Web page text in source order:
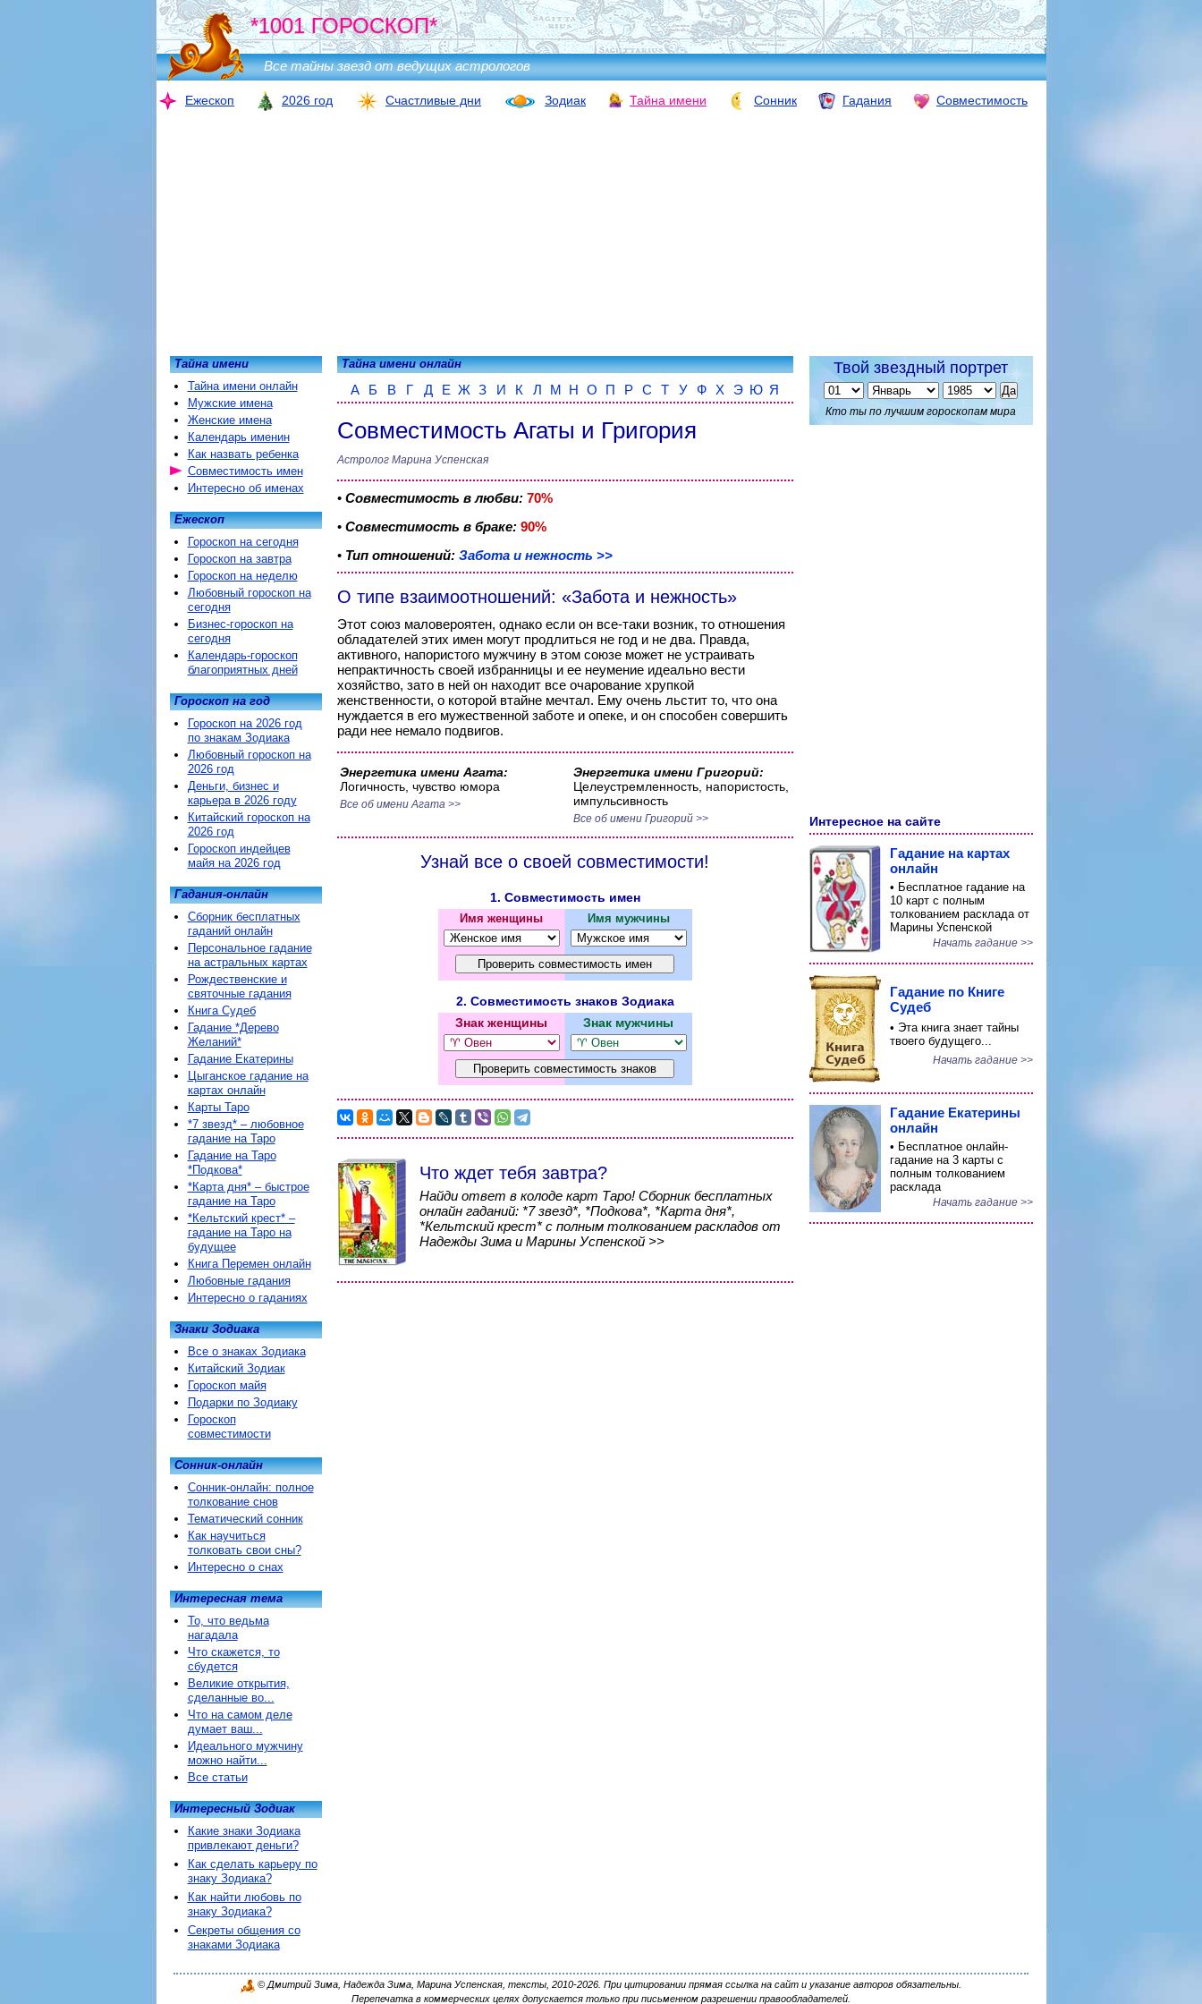
*1001 ГОРОСКОП*
Все тайны звезд от ведущих астрологов
Ежескоп 2026 год Счастливые дни Зодиак Тайна имени Сонник Гадания Совместимость
Тайна имени онлайн
А Б В Г Д Е Ж З И К Л М Н О П Р С Т У Ф Х Э Ю Я
Совместимость Агаты и Григория
Астролог Марина Успенская
• Совместимость в любви: 70%
• Совместимость в браке: 90%
• Тип отношений: Забота и нежность >>
О типе взаимоотношений: «Забота и нежность»
Этот союз маловероятен, однако если он все-таки возник, то отношения
обладателей этих имен могут продлиться не год и не два. Правда,
активного, напористого мужчину в этом союзе может не устраивать
непрактичность своей избранницы и ее неумение идеально вести
хозяйство, зато в ней он находит все очарование хрупкой
женственности, о которой втайне мечтал. Ему очень льстит то, что она
нуждается в его мужественной заботе и опеке, и он способен совершить
ради нее немало подвигов.
Энергетика имени Агата:
Логичность, чувство юмора
Все об имени Агата >>
Энергетика имени Григорий:
Целеустремленность, напористость,
импульсивность
Все об имени Григорий >>
Узнай все о своей совместимости!
1. Совместимость имен
Имя женщины Имя мужчины
2. Совместимость знаков Зодиака
Знак женщины
Знак мужчины
Что ждет тебя завтра?
Найди ответ в колоде карт Таро! Сборник бесплатных
онлайн гаданий: *7 звезд*, *Подкова*, *Карта дня*,
*Кельтский крест* с полным толкованием раскладов от
Надежды Зима и Марины Успенской >>
Тайна имени
Тайна имени онлайн
Мужские имена
Женские имена
Календарь именин
Как назвать ребенка
Совместимость имен
Интересно об именах
Ежескоп
Гороскоп на сегодня
Гороскоп на завтра
Гороскоп на неделю
Любовный гороскоп на
сегодня
Бизнес-гороскоп на
сегодня
Календарь-гороскоп
благоприятных дней
Гороскоп на год
Гороскоп на 2026 год
по знакам Зодиака
Любовный гороскоп на
2026 год
Деньги, бизнес и
карьера в 2026 году
Китайский гороскоп на
2026 год
Гороскоп индейцев
майя на 2026 год
Гадания-онлайн
Сборник бесплатных
гаданий онлайн
Персональное гадание
на астральных картах
Рождественские и
святочные гадания
Книга Судеб
Гадание *Дерево
Желаний*
Гадание Екатерины
Цыганское гадание на
картах онлайн
Карты Таро
*7 звезд* – любовное
гадание на Таро
Гадание на Таро
*Подкова*
*Карта дня* – быстрое
гадание на Таро
*Кельтский крест* –
гадание на Таро на
будущее
Книга Перемен онлайн
Любовные гадания
Интересно о гаданиях
Знаки Зодиака
Все о знаках Зодиака
Китайский Зодиак
Гороскоп майя
Подарки по Зодиаку
Гороскоп
совместимости
Сонник-онлайн
Сонник-онлайн: полное
толкование снов
Тематический сонник
Как научиться
толковать свои сны?
Интересно о снах
Интересная тема
То, что ведьма
нагадала
Что скажется, то
сбудется
Великие открытия,
сделанные во...
Что на самом деле
думает ваш...
Идеального мужчину
можно найти...
Все статьи
Интересный Зодиак
Какие знаки Зодиака
привлекают деньги?
Как сделать карьеру по
знаку Зодиака?
Как найти любовь по
знаку Зодиака?
Секреты общения со
знаками Зодиака
Твой звездный портрет
Кто ты по лучшим гороскопам мира
Интересное на сайте
Гадание на картах
онлайн
• Бесплатное гадание на
10 карт с полным
толкованием расклада от
Марины Успенской
Начать гадание >>
Гадание по Книге
Судеб
• Эта книга знает тайны
твоего будущего...
Начать гадание >>
Гадание Екатерины
онлайн
• Бесплатное онлайн-
гадание на 3 карты с
полным толкованием
расклада
Начать гадание >>
© Дмитрий Зима, Надежда Зима, Марина Успенская, тексты, 2010-2026. При цитировании прямая ссылка на сайт и указание авторов обязательны.
Перепечатка в коммерческих целях допускается только при письменном разрешении правообладателей.